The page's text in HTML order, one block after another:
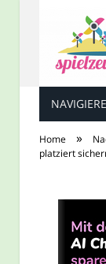
Home »
platziert